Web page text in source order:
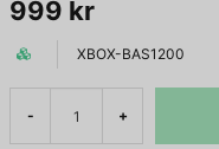
999 kr
XBOX-BAS1200
- +